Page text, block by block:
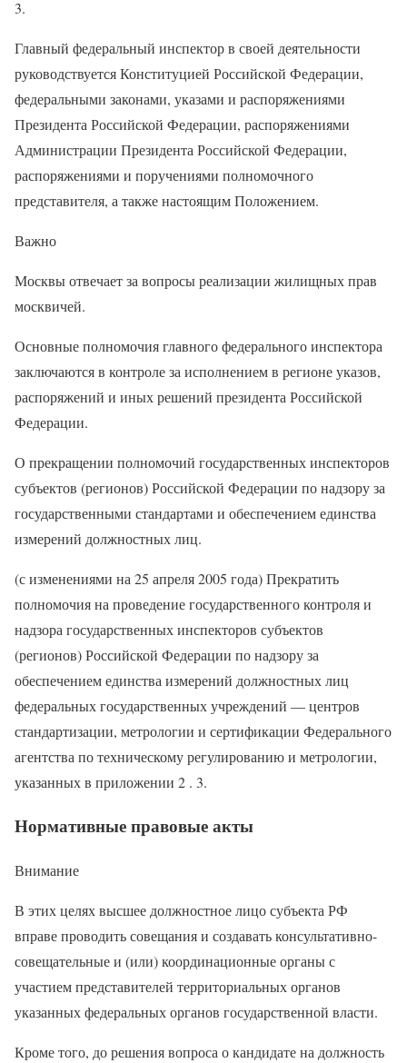
3.
Главный федеральный инспектор в своей деятельности
руководствуется Конституцией Российской Федерации,
федеральными законами, указами и распоряжениями
Президента Российской Федерации, распоряжениями
Администрации Президента Российской Федерации,
распоряжениями и поручениями полномочного
представителя, а также настоящим Положением.
Важно
Москвы отвечает за вопросы реализации жилищных прав
москвичей.
Основные полномочия главного федерального инспектора
заключаются в контроле за исполнением в регионе указов,
распоряжений и иных решений президента Российской
Федерации.
О прекращении полномочий государственных инспекторов
субъектов (регионов) Российской Федерации по надзору за
государственными стандартами и обеспечением единства
измерений должностных лиц.
(с изменениями на 25 апреля 2005 года) Прекратить
полномочия на проведение государственного контроля и
надзора государственных инспекторов субъектов
(регионов) Российской Федерации по надзору за
обеспечением единства измерений должностных лиц
федеральных государственных учреждений — центров
стандартизации, метрологии и сертификации Федерального
агентства по техническому регулированию и метрологии,
указанных в приложении 2 . 3.
Нормативные правовые акты
Внимание
В этих целях высшее должностное лицо субъекта РФ
вправе проводить совещания и создавать консультативно-
совещательные и (или) координационные органы с
участием представителей территориальных органов
указанных федеральных органов государственной власти.
Кроме того, до решения вопроса о кандидате на должность